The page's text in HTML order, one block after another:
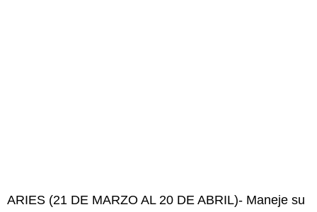
ARIES (21 DE MARZO AL 20 DE ABRIL)- Maneje su